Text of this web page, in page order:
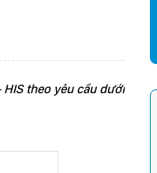
theo yêu cầu dưới